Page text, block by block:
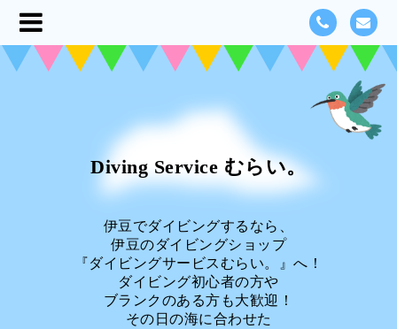
Diving Service むらい。
伊豆でダイビングするなら、
伊豆のダイビングショップ
『ダイビングサービスむらい。』へ！
ダイビング初心者の方や
ブランクのある方も大歓迎！
その日の海に合わせた